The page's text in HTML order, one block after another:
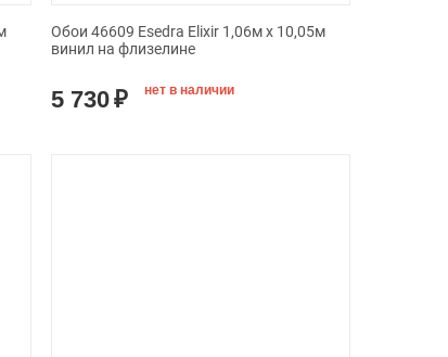
Обои 46609 Esedra Elixir 1,06м х 10,05м
винил на флизелине
5 730₽ нет в наличии